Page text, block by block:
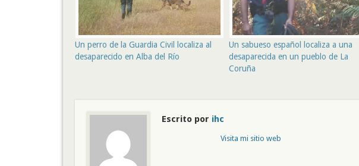
Un perro de la Guardia Civil localiza al
desaparecido en Alba del Río
Un sabueso español localiza a una
desaparecida en un pueblo de La
Coruña
Escrito por ihc
Visita mi sitio web